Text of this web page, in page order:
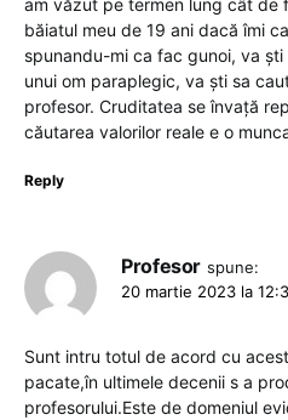
băiatul meu de 19 ani dacă îmi
spunandu-mi ca fac gunoi, va
unui om paraplegic, va ști sa
profesor. Cruditatea se învață
căutarea valorilor reale e o
Reply
Profesor spune:
20 martie 2023 la
Sunt intru totul de acord cu
pacate,în ultimele decenii s a
profesorului.Este de domeniul